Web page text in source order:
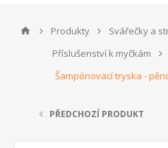
Produkty Svářečky a
Příslušenství k myčkám
Šampónovací tryska -
PŘEDCHOZÍ PRODUKT